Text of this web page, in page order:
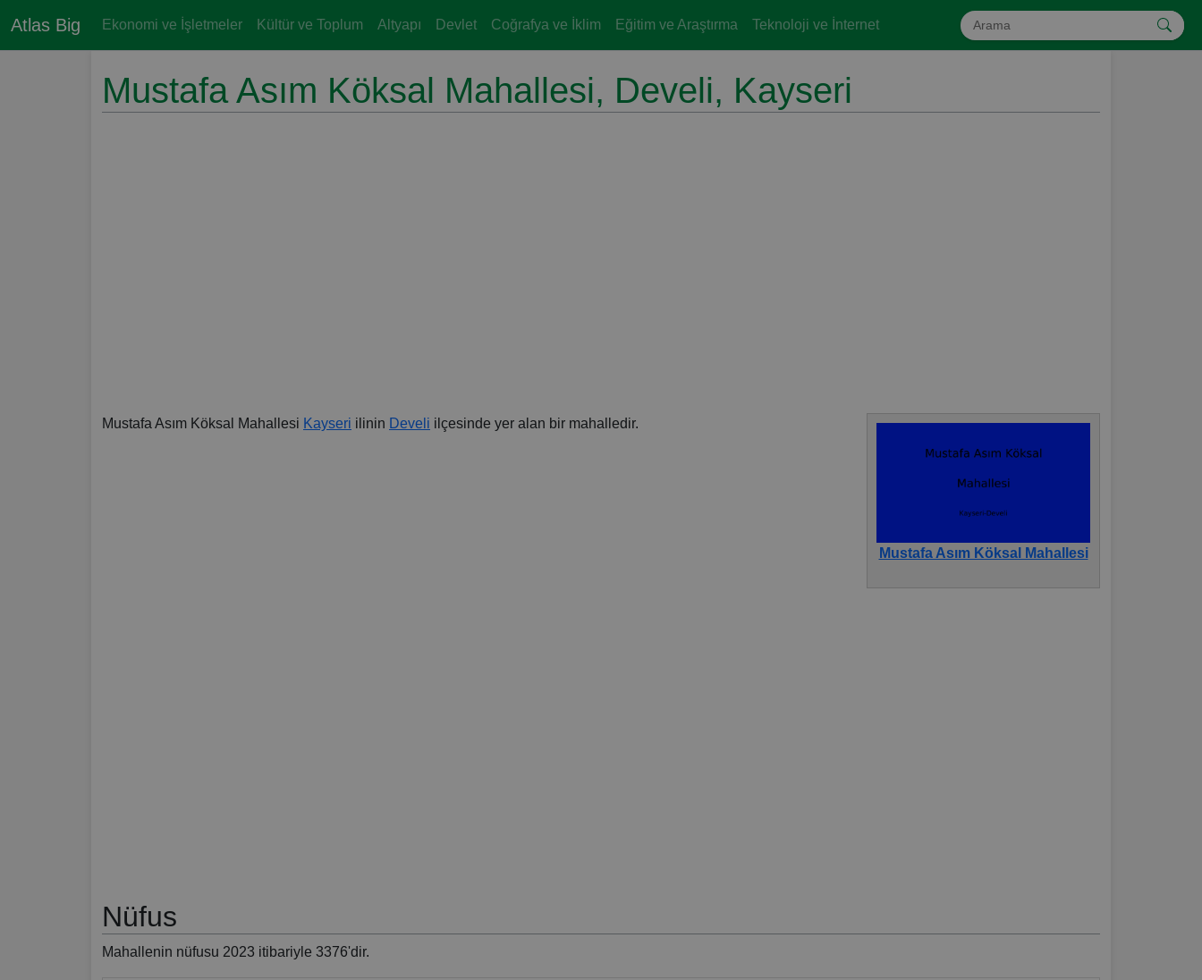
Atlas Big Ekonomi ve İşletmeler Kültür ve Toplum Altyapı Devlet Coğrafya ve İklim Eğitim ve Araştırma Teknoloji ve İnternet
Mustafa Asım Köksal Mahallesi, Develi, Kayseri
Mustafa Asım Köksal Mahallesi Kayseri ilinin Develi ilçesinde yer alan bir mahalledir.
Mustafa Asım Köksal Mahallesi
Nüfus
Mahallenin nüfusu 2023 itibariyle 3376'dir.